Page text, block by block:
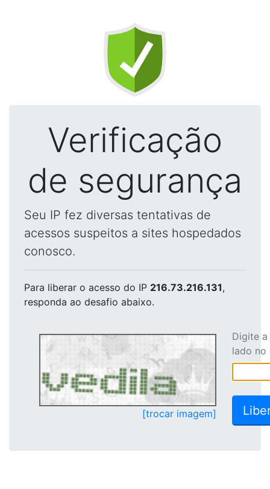
Verificação
de segurança
Seu IP fez diversas tentativas de
acessos suspeitos a sites hospedados
conosco.
Para liberar o acesso do IP 216.73.216.131,
responda ao desafio abaixo.
[trocar imagem]
Digite
lado no